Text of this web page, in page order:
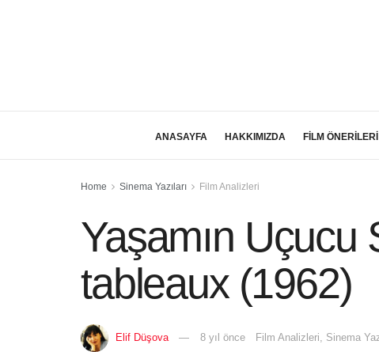
ANASAYFA HAKKIMIZDA FİLM ÖNERİLERİ
Home Sinema Yazıları Film Analizleri
Yaşamın Uçucu
tableaux (1962)
Elif Düşova 8 yıl önce Film Analizleri Sinema